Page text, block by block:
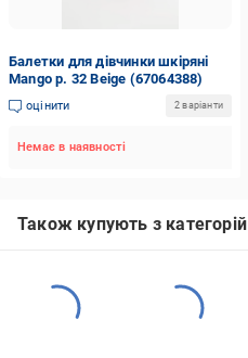
Балетки для дівчинки шкіряні
Mango р. 32 Beige (67064388)
оцінити 2 варіанти
Немає в наявності
Також купують з категорій